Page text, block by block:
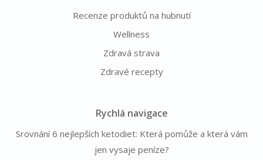
Recenze produktů na hubnutí
Wellness
Zdravá strava
Zdravé recepty
Rychlá navigace
Srovnání 6 nejlepších ketodiet: Která pomůže a která vám
jen vysaje peníze?